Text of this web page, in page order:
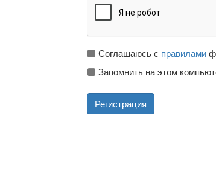
Соглашаюсь с правилами
Запомнить на этом